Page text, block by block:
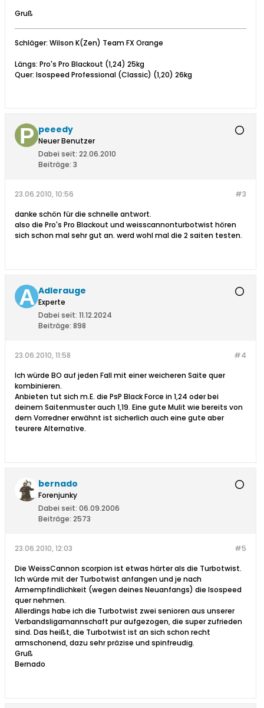
Gruß
Schläger: Wilson K(Zen) Team FX Orange
Längs: Pro's Pro Blackout (1,24) 25kg
Quer: Isospeed Professional (Classic) (1,20) 26kg
peeedy
Neuer Benutzer
Dabei seit: 22.06.2010
Beiträge: 3
#3
23.06.2010, 10:56
danke schön für die schnelle antwort.
also die Pro's Pro Blackout und weisscannonturbotwist hören
sich schon mal sehr gut an. werd wohl mal die 2 saiten testen.
Adlerauge
Experte
Dabei seit: 11.12.2024
Beiträge: 898
#4
23.06.2010, 11:58
Ich würde BO auf jeden Fall mit einer weicheren Saite quer
kombinieren.
Anbieten tut sich m.E. die PsP Black Force in 1,24 oder bei
deinem Saitenmuster auch 1,19. Eine gute Mulit wie bereits von
dem Vorredner erwähnt ist sicherlich auch eine gute aber
teurere Alternative.
bernado
Forenjunky
Dabei seit: 06.09.2006
Beiträge: 2573
#5
23.06.2010, 12:03
Die WeissCannon scorpion ist etwas härter als die Turbotwist.
Ich würde mit der Turbotwist anfangen und je nach
Armempfindlichkeit (wegen deines Neuanfangs) die Isospeed
quer nehmen.
Allerdings habe ich die Turbotwist zwei senioren aus unserer
Verbandsligamannschaft pur aufgezogen, die super zufrieden
sind. Das heißt, die Turbotwist ist an sich schon recht
armschonend, dazu sehr präzise und spinfreudig.
Gruß
Bernado